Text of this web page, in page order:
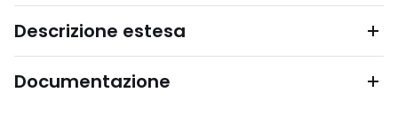
Descrizione estesa
Documentazione